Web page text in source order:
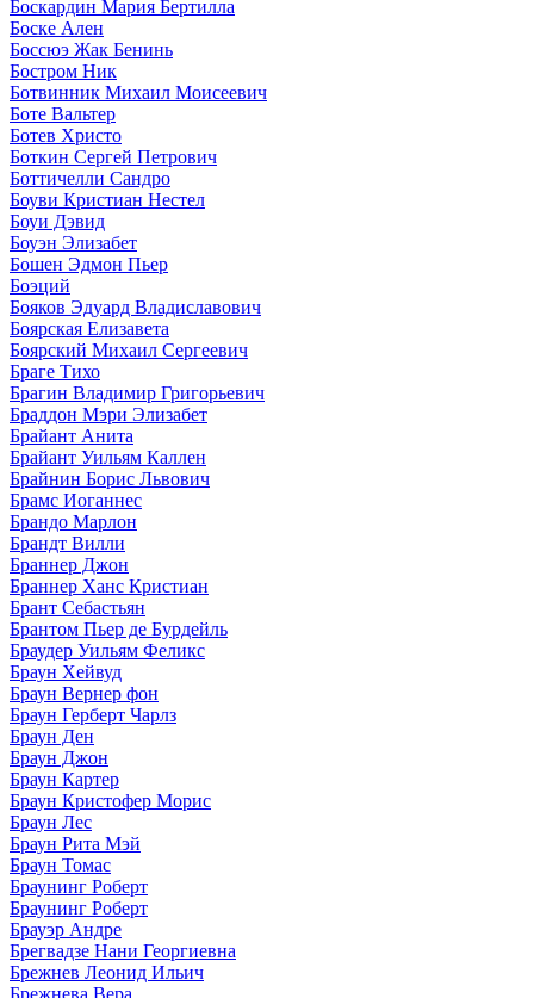
Боскардин Мария Бертилла
Боске Ален
Боссюэ Жак Бенинь
Бостром Ник
Ботвинник Михаил Моисеевич
Боте Вальтер
Ботев Христо
Боткин Сергей Петрович
Боттичелли Сандро
Боуви Кристиан Нестел
Боуи Дэвид
Боуэн Элизабет
Бошен Эдмон Пьер
Боэций
Бояков Эдуард Владиславович
Боярская Елизавета
Боярский Михаил Сергеевич
Браге Тихо
Брагин Владимир Григорьевич
Браддон Мэри Элизабет
Брайант Анита
Брайант Уильям Каллен
Брайнин Борис Львович
Брамс Иоганнес
Брандо Марлон
Брандт Вилли
Браннер Джон
Браннер Ханс Кристиан
Брант Себастьян
Брантом Пьер де Бурдейль
Браудер Уильям Феликс
Браун Хейвуд
Браун Вернер фон
Браун Герберт Чарлз
Браун Ден
Браун Джон
Браун Картер
Браун Кристофер Морис
Браун Лес
Браун Рита Мэй
Браун Томас
Браунинг Роберт
Браунинг Роберт
Брауэр Андре
Брегвадзе Нани Георгиевна
Брежнев Леонид Ильич
Брежнева Вера